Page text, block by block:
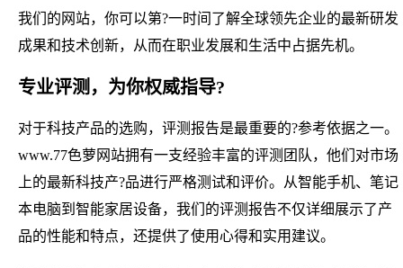
我们的网站，你可以第?一时间了解全球领先企业的最新研发
成果和技术创新，从而在职业发展和生活中占据先机。
专业评测，为你权威指导?
对于科技产品的选购，评测报告是最重要的?参考依据之一。
www.77色萝网站拥有一支经验丰富的评测团队，他们对市场
上的最新科技产?品进行严格测试和评价。从智能手机、笔记
本电脑到智能家居设备，我们的评测报告不仅详细展示了产
品的性能和特点，还提供了使用心得和实用建议。